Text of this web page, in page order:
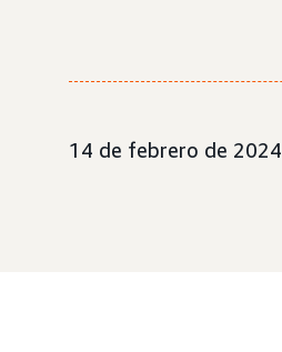
14 de febrero de 2024